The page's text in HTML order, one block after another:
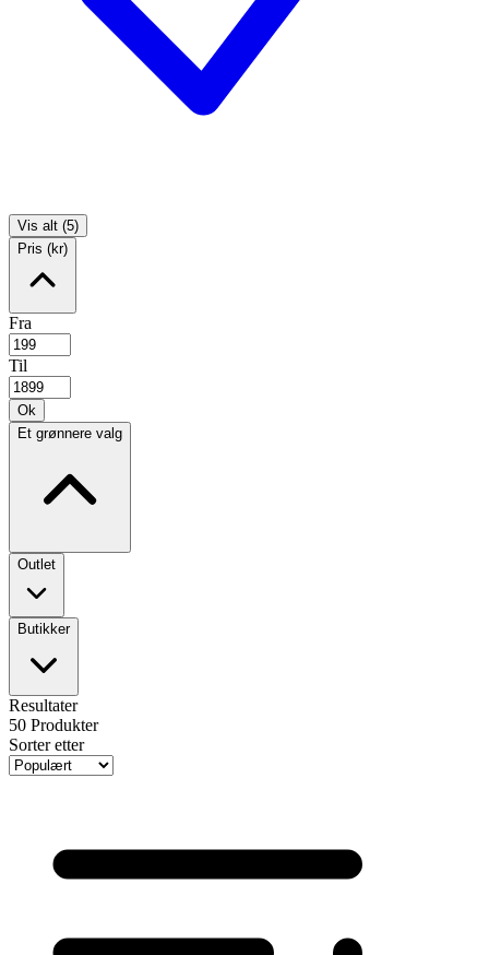
Vis alt (5)
Pris (kr)
Fra
Til
Ok
Et grønnere valg
Outlet
Butikker
Resultater
50 Produkter
Sorter etter